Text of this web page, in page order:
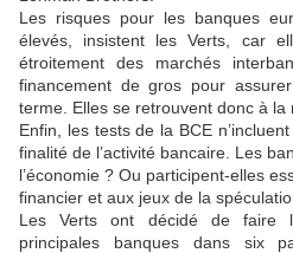
Les risques pour les banques
élevés, insistent les Verts, car
étroitement des marchés
financement de gros pour
terme. Elles se retrouvent donc à la
Enfin, les tests de la BCE
finalité de l’activité bancaire. Les
l’économie ? Ou participent-elles
financier et aux jeux de la
Les Verts ont décidé de faire
principales banques dans six